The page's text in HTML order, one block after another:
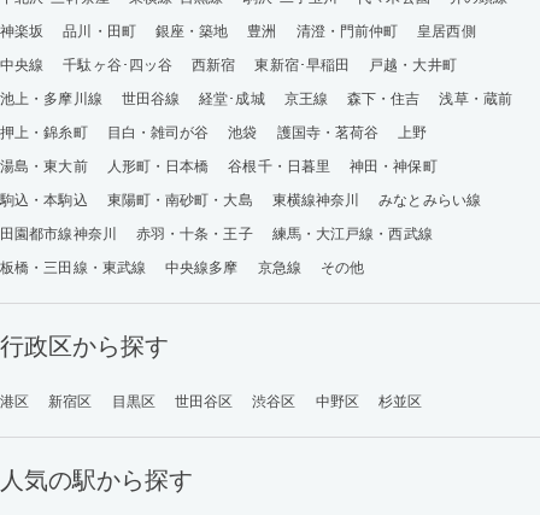
神楽坂
品川・田町 銀座・築地 豊洲 清澄・門前仲町
皇居西側
中央線
千駄ヶ谷･四ッ谷 西新宿 東新宿･早稲田
戸越・大井町
池上・多摩川線
世田谷線 経堂･成城 京王線 森下・住吉
浅草・蔵前
押上・錦糸町
目白・雑司が谷 池袋 護国寺・茗荷谷
上野
湯島・東大前
人形町・日本橋 谷根千・日暮里
神田・神保町
駒込・本駒込
東陽町・南砂町・大島 東横線神奈川
みなとみらい線
田園都市線神奈川
赤羽・十条・王子
練馬・大江戸線・西武線
板橋・三田線・東武線
中央線多摩 京急線 その他
行政区から探す
港区 新宿区 目黒区 世田谷区 渋谷区 中野区 杉並区
人気の駅から探す